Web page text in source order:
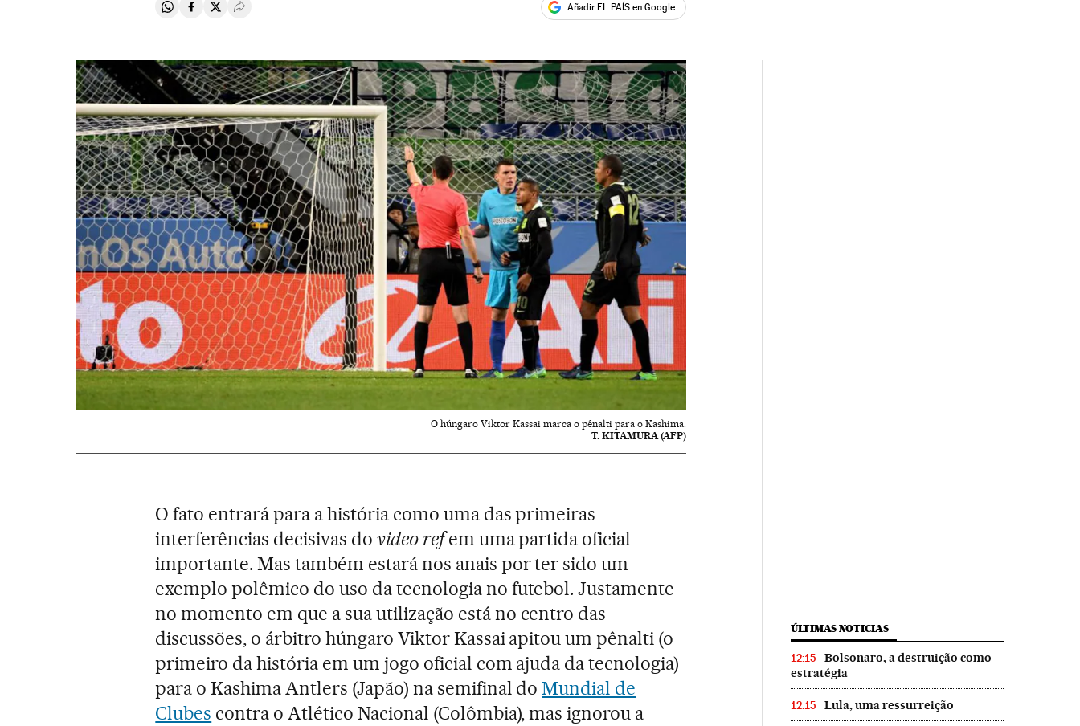
Compartir en Whatsapp
Compartir en Facebook
Compartir en Twitter
Desplegar Redes Sociales Añadir EL PAÍS en Google
O húngaro Viktor Kassai marca o pênalti para o Kashima.
T. KITAMURA (AFP)
O fato entrará para a história como uma das primeiras
interferências decisivas do video refem uma partida oficial
importante. Mas também estará nos anais por ter sido um
exemplo polêmico do uso da tecnologia no futebol. Justamente
no momento em que a sua utilização está no centro das
discussões, o árbitro húngaro Viktor Kassai apitou um pênalti (o
primeiro da história em um jogo oficial com ajuda da tecnologia)
para o Kashima Antlers (Japão) na semifinal doMundial de
Clubes contra o Atlético Nacional (Colômbia), mas ignorou a
ÚLTIMAS NOTICIAS
12:15
Bolsonaro, a destruição como
estratégia
12:15 Lula, uma ressurreição